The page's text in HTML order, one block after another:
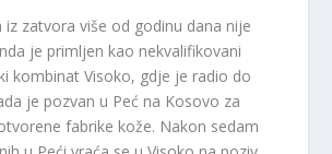
iz zatvora više od godinu dana nije
je primljen kao nekvalifikovani
kombinat Visoko, gdje je radio do
je pozvan u Peć na Kosovo za
fabrike kože. Nakon sedam